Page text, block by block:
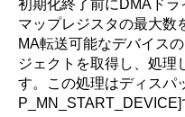
初期化終了前にDMAド
マップレジスタの最大数
MA転送可能なデバイス
ジェクトを取得し、処理
す。この処理はディスパ
P_MN_START_DEVICE]